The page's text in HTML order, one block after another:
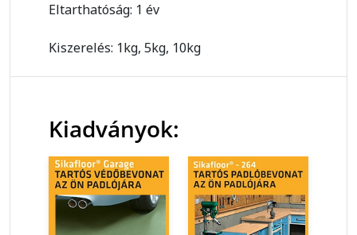
Eltarthatóság: 1 év
Kiszerelés: 1kg, 5kg, 10kg
Kiadványok: